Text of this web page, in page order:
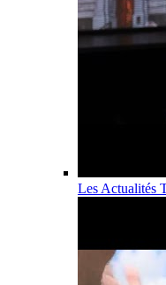
Les Actualités